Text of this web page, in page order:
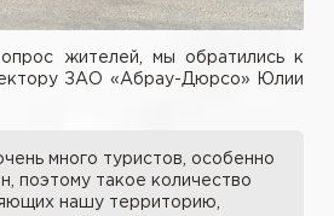
жителей, мы обратились к
ЗАО «Абрау-Дюрсо» Юлии
много туристов, особенно
поэтому такое количество
нашу территорию,